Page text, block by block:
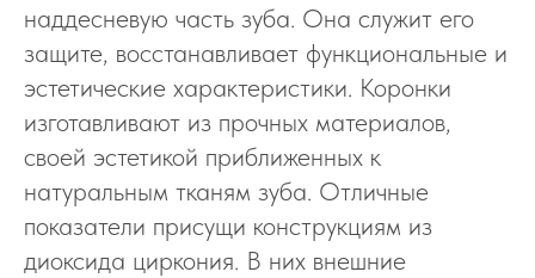
наддесневую часть зуба. Она служит его
защите, восстанавливает функциональные и
эстетические характеристики. Коронки
изготавливают из прочных материалов,
своей эстетикой приближенных к
натуральным тканям зуба. Отличные
показатели присущи конструкциям из
диоксида циркония. В них внешние